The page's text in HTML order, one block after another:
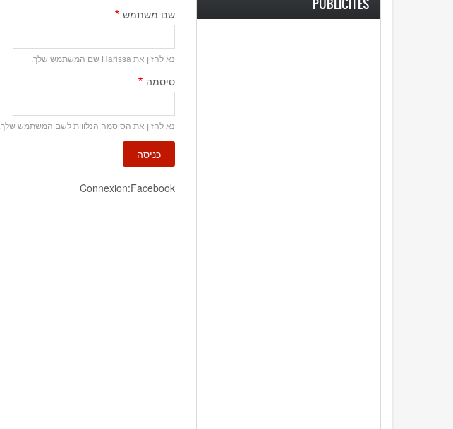
שם משתמש
נא להזין את Harissa שם המשתמש שלך.
סיסמה
נא להזין את הסיסמה הנלווית לשם המשתמש שלך.
Connexion:Facebook
PUBLICITES